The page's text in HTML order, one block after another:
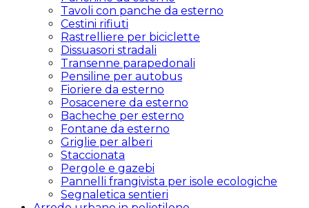
Tavoli con panche da esterno
Cestini rifiuti
Rastrelliere per biciclette
Dissuasori stradali
Transenne parapedonali
Pensiline per autobus
Fioriere da esterno
Posacenere da esterno
Bacheche per esterno
Fontane da esterno
Griglie per alberi
Staccionata
Pergole e gazebi
Pannelli frangivista per isole ecologiche
Segnaletica sentieri